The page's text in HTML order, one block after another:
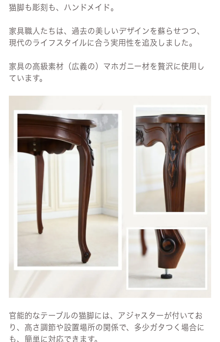
猫脚も彫刻も、ハンドメイド。
家具職人たちは、過去の美しいデザインを蘇らせつつ、
現代のライフスタイルに合う実用性を追及しました。
家具の高級素材（広義の）マホガニー材を贅沢に使用し
ています。
官能的なテーブルの猫脚には、アジャスターが付いてお
り、高さ調節や設置場所の関係で、多少ガタつく場合に
も、簡単に対応できます。